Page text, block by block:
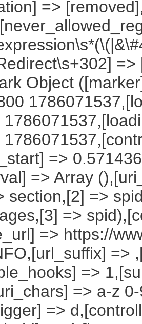
=>
Object
=>
=> Array
section,[2] =>
=>
=> https://
=>
=>
=> a-z
=>